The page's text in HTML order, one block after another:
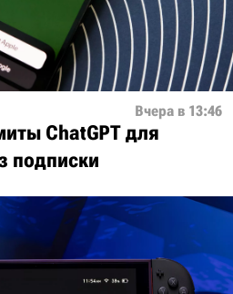
Вчера в 13:46
ChatGPT для
подписки